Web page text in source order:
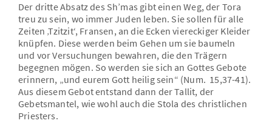
Der dritte Absatz des Sh’mas gibt einen Weg, der Tora
treu zu sein, wo immer Juden leben. Sie sollen für alle
Zeiten ‚Tzitzit‘, Fransen, an die Ecken viereckiger Kleider
knüpfen. Diese werden beim Gehen um sie baumeln
und vor Versuchungen bewahren, die den Trägern
begegnen mögen. So werden sie sich an Gottes Gebote
erinnern, „und eurem Gott heilig sein“ (Num. 15,37-41).
Aus diesem Gebot entstand dann der Tallit, der
Gebetsmantel, wie wohl auch die Stola des christlichen
Priesters.